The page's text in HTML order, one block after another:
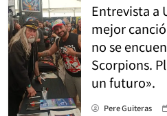
Entrevista a
mejor
no se
Scorpions.
un futuro».
Pere Guiteras